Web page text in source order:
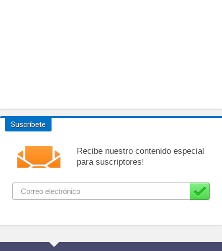
Suscríbete
Recibe nuestro contenido especial
para suscriptores!